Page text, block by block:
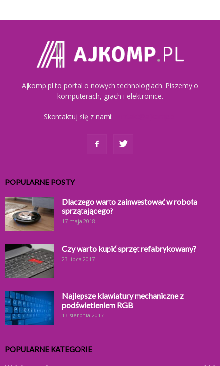
Ajkomp.pl to portal o nowych technologiach. Piszemy o
komputerach, grach i elektronice.
Skontaktuj się z nami:
POPULARNE POSTY
Dlaczego warto zainwestować w robota
sprzątającego?
17 maja 2018
Czy warto kupić sprzęt refabrykowany?
23 lipca 2017
Najlepsze klawiatury mechaniczne z
podświetleniem RGB
13 sierpnia 2017
POPULARNE KATEGORIE